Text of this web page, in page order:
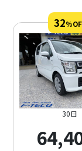
・上野峡 白
興国寺
・福智山ろ
野草園、水
・大内花庭
・平尾台 カ
乳洞
平尾台自然
32
30日